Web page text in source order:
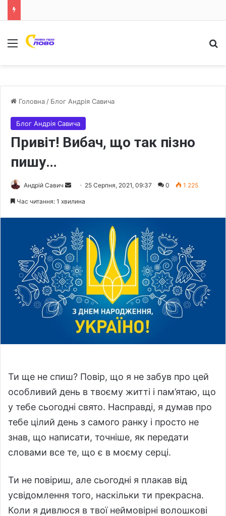
Меню
Головна / Блог Андрія Савича
Блог Андрія Савича
Привіт! Вибач, що так пізно
пишу…
Андрій Савич
a
n
e
m
a
i
25 Серпня, 2021, 09:37 0 1 225
Час читання: 1 хвилина
Ти ще не спиш? Повір, що я не забув про цей
особливий день в твоєму житті і пам’ятаю, що
у тебе сьогодні свято. Насправді, я думав про
тебе цілий день з самого ранку і просто не
знав, що написати, точніше, як передати
словами все те, що є в моєму серці.
Ти не повіриш, але сьогодні я плакав від
усвідомлення того, наскільки ти прекрасна.
Коли я дивлюся в твої неймовірні волошкові